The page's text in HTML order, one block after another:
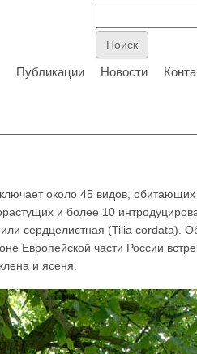
Публикации Новости
около 45 видов,
и более 10
сердцелистная (Tilia cordata).
Европейской части России
и ясеня.